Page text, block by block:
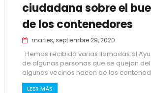
ciudadana sobre el
de los contenedores
martes, septiembre 29, 2020
Hemos recibido varias llamadas al
de algunas personas que se quejan
algunos vecinos hacen de los
LEER MÁS